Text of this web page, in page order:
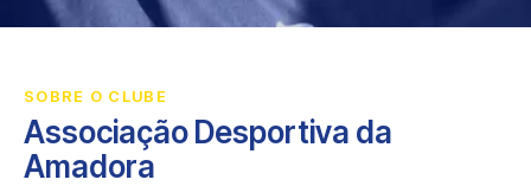
SOBRE O CLUBE
Associação Desportiva da
Amadora